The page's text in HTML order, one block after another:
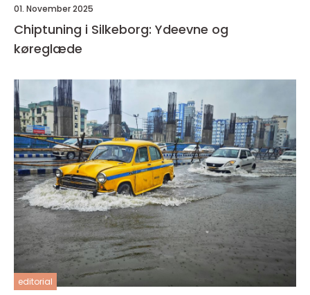
01. November 2025
Chiptuning i Silkeborg: Ydeevne og
køreglæde
editorial